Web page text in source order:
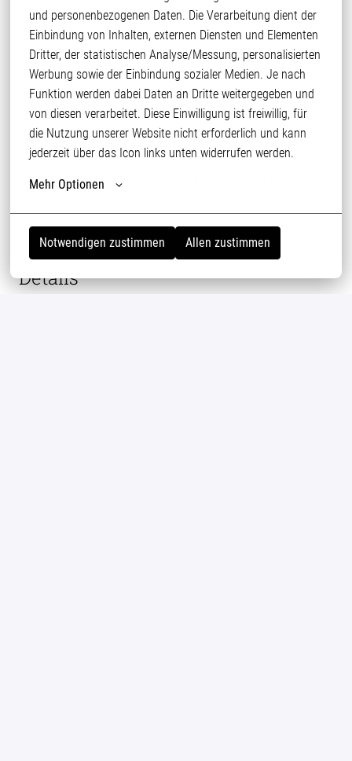
und personenbezogenen Daten. Die Verarbeitung dient der
Einbindung von Inhalten, externen Diensten und Elementen
Dritter, der statistischen Analyse/Messung, personalisierten
Werbung sowie der Einbindung sozialer Medien. Je nach
Funktion werden dabei Daten an Dritte weitergegeben und
von diesen verarbeitet. Diese Einwilligung ist freiwillig, für
die Nutzung unserer Website nicht erforderlich und kann
jederzeit über das Icon links unten widerrufen werden.
Mehr Optionen
Notwendigen zustimmen Allen zustimmen
befinden sich in Russland, Thailand, Litauen und Polen. Unser
Unternehmen verarbeitet Geflügelschlachtnebenprodukte in
wertvolle Inhaltsstoffe für die Tierernährung bzw. in
Biokraftstoff. Dieser Prozess unterliegt strengsten
Veterinärkontrollen und bietet dank hoher Transparenz ein Maß
an Qualität, das zu den höchsten der Branche zählt.
Fühlen Sie sich angesprochen und können sich vorstellen, in der
Position die Zukunft bei uns mitzugestalten? Dann freuen wir
Details